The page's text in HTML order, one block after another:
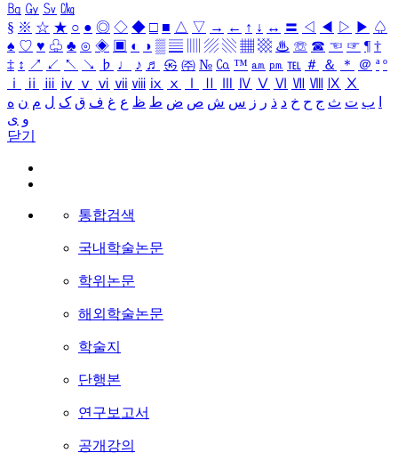
㏃ ㏉ ㏜ ㏆
§ ※ ☆ ★ ○ ● ◎ ◇ ◆ □ ■ △ ▽ → ← ↑ ↓ ↔ 〓 ◁ ◀ ▷ ▶ ♤
♠ ♡ ♥ ♧ ♣ ⊙ ◈ ▣ ◐ ◑ ▒ ▤ ▨ ▧ ▦ ▩ ♨ ☏ ☎ ☜ ☞ ¶ †
‡ ↕ ↗ ↙ ↖ ↘ ♭ ♩ ♪ ♬ ㉿ ㈜ № ㏇ ™ ㏂ ㏘ ℡ ＃ ＆ ＊ ＠ ª º
ⅰ
ⅱ ⅲ ⅳ ⅴ ⅵ ⅶ ⅷ ⅸ ⅹ Ⅳ Ⅴ Ⅵ Ⅶ Ⅷ Ⅸ Ⅹ
ب ت ث ج ح خ د ذ ر ز س ش ص ض ط ظ ع غ ف ق ک ل م ن ه
و ی
닫기
통합검색
국내학술논문
학위논문
해외학술논문
학술지
단행본
연구보고서
공개강의